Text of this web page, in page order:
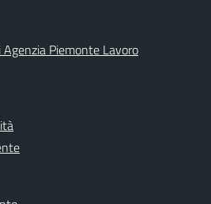
Piemonte Lavoro